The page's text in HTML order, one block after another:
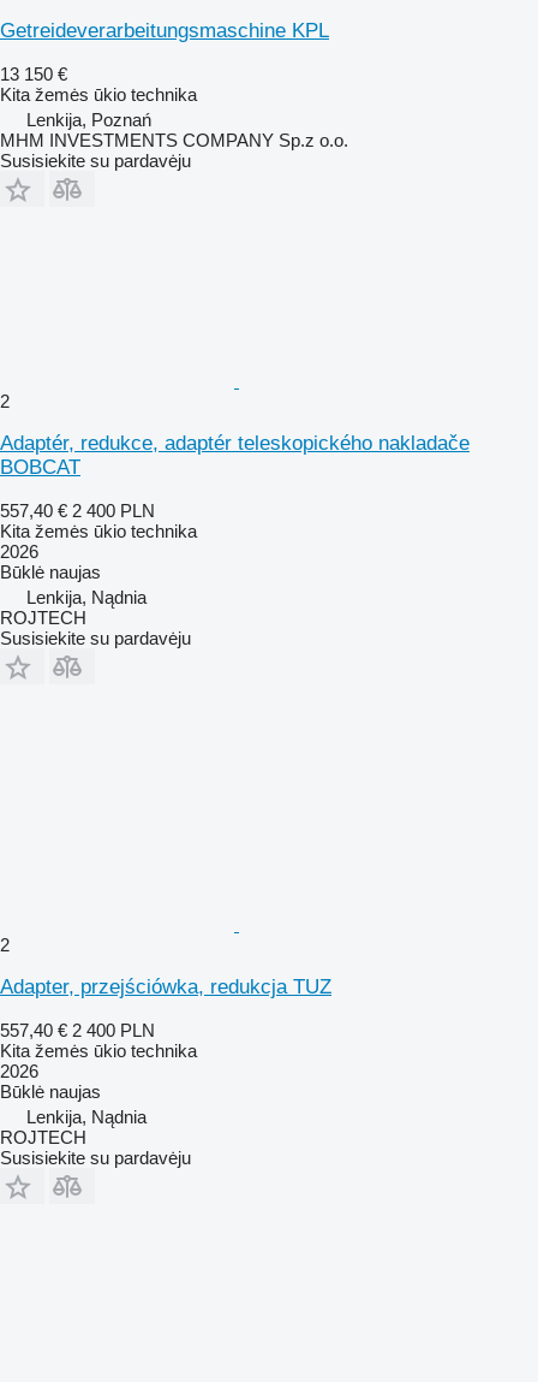
Getreideverarbeitungsmaschine KPL
13 150 €
Kita žemės ūkio technika
Lenkija, Poznań
MHM INVESTMENTS COMPANY Sp.z o.o.
Susisiekite su pardavėju
2
Adaptér, redukce, adaptér teleskopického nakladače
BOBCAT
557,40 € 2 400 PLN
Kita žemės ūkio technika
2026
Būklė naujas
Lenkija, Nądnia
ROJTECH
Susisiekite su pardavėju
2
Adapter, przejściówka, redukcja TUZ
557,40 € 2 400 PLN
Kita žemės ūkio technika
2026
Būklė naujas
Lenkija, Nądnia
ROJTECH
Susisiekite su pardavėju